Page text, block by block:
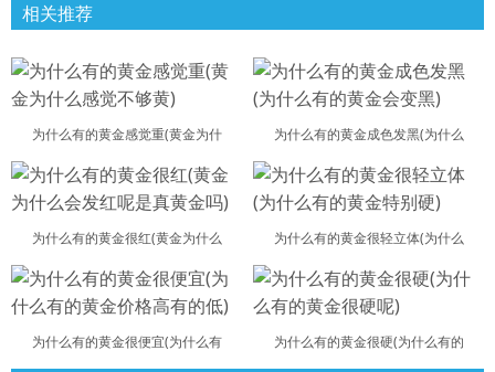
相关推荐
为什么有的黄金感觉重(黄金为什 为什么有的黄金成色发黑(为什么
为什么有的黄金很红(黄金为什么 为什么有的黄金很轻立体(为什么
为什么有的黄金很便宜(为什么有 为什么有的黄金很硬(为什么有的